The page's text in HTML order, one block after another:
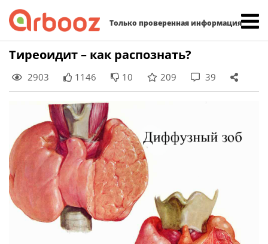
Только проверенная информация
Skip
content
Тиреоидит – как распознать?
2903 1146 10 209 39
Найти: